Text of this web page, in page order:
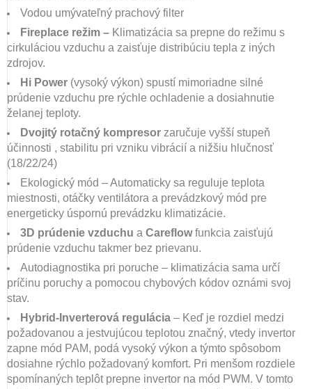
Vodou umývateľný prachový filter
Fireplace režim – Klimatizácia sa prepne do režimu s
cirkuláciou vzduchu a zaisťuje distribúciu tepla z iných
zdrojov.
Hi Power (vysoký výkon) spustí mimoriadne silné
prúdenie vzduchu pre rýchle ochladenie a dosiahnutie
želanej teploty.
Dvojitý rotačný kompresor zaručuje vyšší stupeň
účinnosti , stabilitu pri vzniku vibrácií a nižšiu hlučnosť
(18/22/24)
Ekologický mód – Automaticky sa reguluje teplota
miestnosti, otáčky ventilátora a prevádzkový mód pre
energeticky úspornú prevádzku klimatizácie.
3D prúdenie vzduchu a Careflowfunkcia zaisťujú
prúdenie vzduchu takmer bez prievanu.
Autodiagnostika pri poruche – klimatizácia sama určí
príčinu poruchy a pomocou chybových kódov oznámi svoj
stav.
Hybrid-Inverterová regulácia – Keď je rozdiel medzi
požadovanou a jestvujúcou teplotou značný, vtedy invertor
zapne mód PAM, podá vysoký výkon a týmto spôsobom
dosiahne rýchlo požadovaný komfort. Pri menšom rozdiele
spomínaných teplôt prepne invertor na mód PWM. V tomto